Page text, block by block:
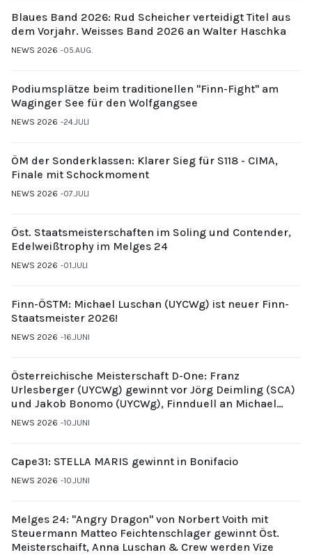
Blaues Band 2026: Rud Scheicher verteidigt Titel aus
dem Vorjahr. Weisses Band 2026 an Walter Haschka
NEWS 2026 05.AUG.
Podiumsplätze beim traditionellen "Finn-Fight" am
Waginger See für den Wolfgangsee
NEWS 2026 24.JULI
ÖM der Sonderklassen: Klarer Sieg für S118 - CIMA,
Finale mit Schockmoment
NEWS 2026 07.JULI
Öst. Staatsmeisterschaften im Soling und Contender,
Edelweißtrophy im Melges 24
NEWS 2026 01.JULI
Finn-ÖSTM: Michael Luschan (UYCWg) ist neuer Finn-
Staatsmeister 2026!
NEWS 2026 16.JUNI
Österreichische Meisterschaft D-One: Franz
Urlesberger (UYCWg) gewinnt vor Jörg Deimling (SCA)
und Jakob Bonomo (UYCWg), Finnduell an Michael
Gubi (UYCMo)
NEWS 2026 10.JUNI
Cape31: STELLA MARIS gewinnt in Bonifacio
NEWS 2026 10.JUNI
Melges 24: "Angry Dragon" von Norbert Voith mit
Steuermann Matteo Feichtenschlager gewinnt Öst.
Meisterschaift, Anna Luschan & Crew werden Vize